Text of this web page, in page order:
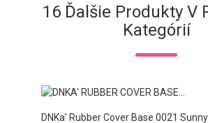
16 Ďalšie Produkty V
Kategórií
DNKa' Rubber Cover Base 0021